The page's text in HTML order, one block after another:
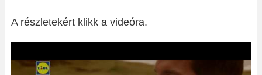
A részletekért klikk a videóra.